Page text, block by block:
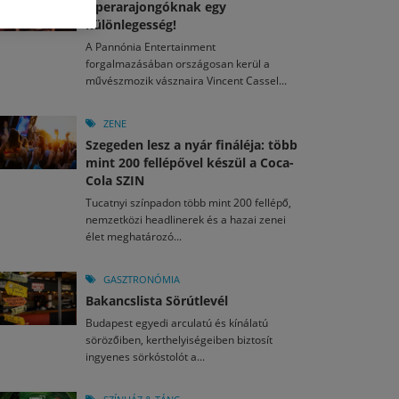
2026. JÚL. 15.
nézők 10 kedvenc filmje 2026 első félévében
án hozzánk is megérkezik a Rocktábor
2026. JÚL. 29.
a jubileumi Művészetek Völgye – még öt
kulturális ünnep
2026. JÚL. 28.
Fesztivál 2026
egy mese: 30 napos mesekihívást indít a Libri
2026. MÁJ. 11.
László kapta az Artisjus Irodalmi Nagydíjat
Operarajongóknak egy
különlegesség!
A Pannónia Entertainment
forgalmazásában országosan kerül a
művészmozik vásznaira Vincent Cassel...
ZENE
Szegeden lesz a nyár fináléja: több
mint 200 fellépővel készül a Coca-
Cola SZIN
Tucatnyi színpadon több mint 200 fellépő,
nemzetközi headlinerek és a hazai zenei
élet meghatározó...
GASZTRONÓMIA
Bakancslista Sörútlevél
Budapest egyedi arculatú és kínálatú
sörözőiben, kerthelyiségeiben biztosít
ingyenes sörkóstolót a...